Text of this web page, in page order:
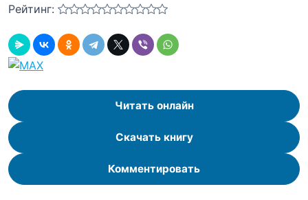
Рейтинг:
Читать онлайн
Скачать книгу
Комментировать